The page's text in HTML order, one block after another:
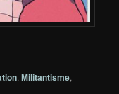
,Militantisme,